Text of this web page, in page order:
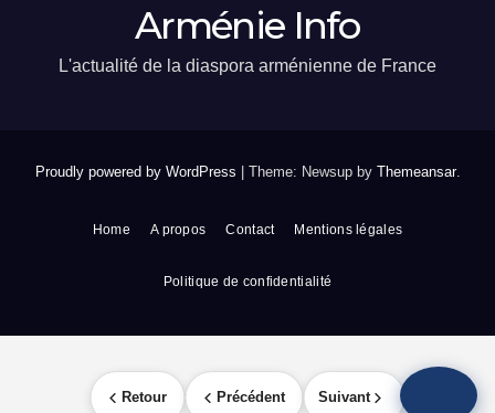
Arménie Info
L'actualité de la diaspora arménienne de France
Proudly powered by WordPress | Theme: Newsup by Themeansar.
Home A propos Contact Mentions légales
Politique de confidentialité
Retour Précédent Suivant